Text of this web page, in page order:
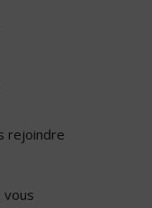
rejoindre
vous